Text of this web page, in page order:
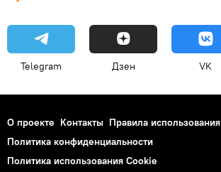
Telegram Дзен VK
О проекте Контакты Правила использования
Политика конфиденциальности
Политика использования Cookie